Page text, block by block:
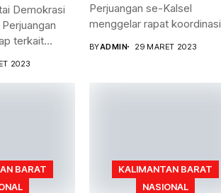
Demokrasi
terkait
2023
Perjuangan se-Kalsel
menggelar rapat koordinasi
BYADMIN 29 MARET 2023
BARAT
KALIMANTAN BARAT
NASIONAL